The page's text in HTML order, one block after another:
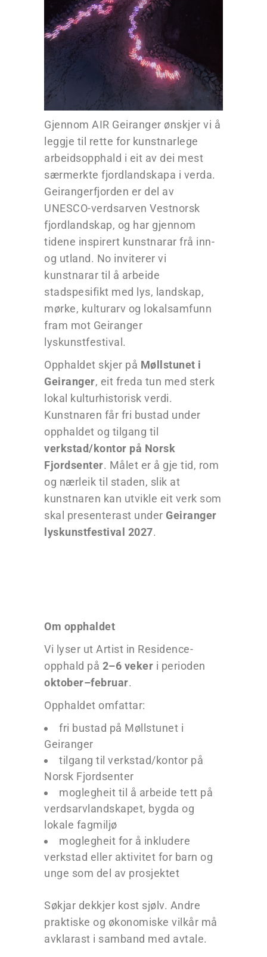
Gjennom AIR Geiranger ønskjer vi å
leggje til rette for kunstnarlege
arbeidsopphald i eit av dei mest
særmerkte fjordlandskapa i verda.
Geirangerfjorden er del av
UNESCO-verdsarven Vestnorsk
fjordlandskap, og har gjennom
tidene inspirert kunstnarar frå inn-
og utland. No inviterer vi
kunstnarar til å arbeide
stadspesifikt med lys, landskap,
mørke, kulturarv og lokalsamfunn
fram mot Geiranger
lyskunstfestival.
Opphaldet skjer på Møllstunet i
Geiranger, eit freda tun med sterk
lokal kulturhistorisk verdi.
Kunstnaren får fri bustad under
opphaldet og tilgang til
verkstad/kontor på Norsk
Fjordsenter. Målet er å gje tid, rom
og nærleik til staden, slik at
kunstnaren kan utvikle eit verk som
skal presenterast under Geiranger
lyskunstfestival 2027.
Om opphaldet
Vi lyser ut Artist in Residence-
opphald på 2–6 veker i perioden
oktober–februar.
Opphaldet omfattar:
fri bustad på Møllstunet i
Geiranger
tilgang til verkstad/kontor på
Norsk Fjordsenter
moglegheit til å arbeide tett på
verdsarvlandskapet, bygda og
lokale fagmiljø
moglegheit for å inkludere
verkstad eller aktivitet for barn og
unge som del av prosjektet
Søkjar dekkjer kost sjølv. Andre
praktiske og økonomiske vilkår må
avklarast i samband med avtale.